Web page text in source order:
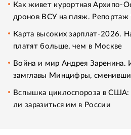
Как живет курортная Архипо-
дронов ВСУ на пляж. Репортаж
Карта высоких зарплат-2026.
платят больше, чем в Москве
Война и мир Андрея Заренина.
замглавы Минцифры,
Вспышка циклоспороза в
ли заразиться им в России